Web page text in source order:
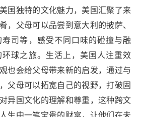
国独特的文化魅力，美国汇聚了来
，父母可以品尝到意大利的披萨、
司等，感受不同口味的碰撞与融
球之旅。生活上，美国人注重效
也会给父母带来新的启发，通过与
父母可以拓宽自己的视野，打破固
异国文化的理解和尊重，这种跨文
生中一笔宝贵的财富，让他们在未